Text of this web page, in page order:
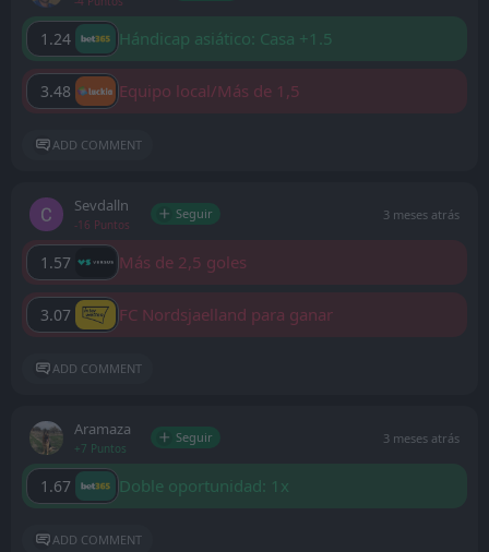
1.24 Hándicap asiático: Casa +1.5
3.48 Equipo local/Más de 1,5
ADD COMMENT
Sevdalln
-16 Puntos
Seguir 3 meses atrás
1.57 Más de 2,5 goles
3.07 FC Nordsjaelland para ganar
ADD COMMENT
Aramaza
+7 Puntos
Seguir 3 meses atrás
1.67 Doble oportunidad: 1x
ADD COMMENT